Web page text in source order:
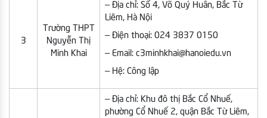
3
Trường THPT
Nguyễn Thị
Minh Khai
– Địa chỉ: Số 4, Võ Quý Huân, Bắc Từ
Liêm, Hà Nội
– Điện thoại: 024 3837 0150
– Email: c3minhkhai@hanoiedu.vn
– Hệ: Công lập
– Địa chỉ: Khu đô thị Bắc Cổ Nhuế,
phường Cổ Nhuế 2, quận Bắc Từ Liêm,